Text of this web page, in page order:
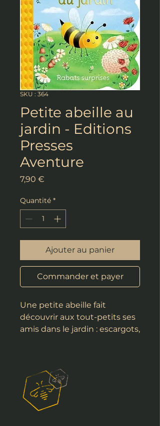
SKU : 364
Petite abeille au
jardin - Editions
Presses
Aventure
7,90 €
Quantité *
Ajouter au panier
Commander et payer
Une petite abeille fait
découvrir aux tout-petits ses
amis dans le jardin : escargots,
petite abeille jaune.Un
monde à découvrir !• Amuse
par la surprise• Aide au
développement du langage•